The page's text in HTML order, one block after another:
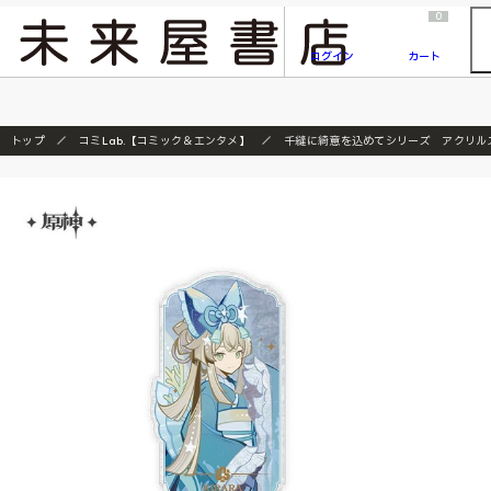
『ONE PIECE magazine 021 ONE PIECEカード付き同梱版』発売延期のご案内
ログイン
0
カート
トップ コミLab.【コミック＆エンタメ】 千縫に綺意を込めてシリーズ アクリル